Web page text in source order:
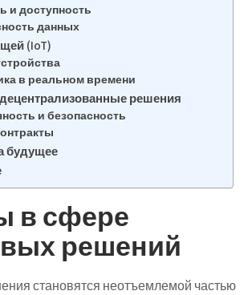
и доступность
данных
(IoT)
в реальном времени
решения
и безопасность
будущее
в сфере
решений
становятся неотъемлемой частью